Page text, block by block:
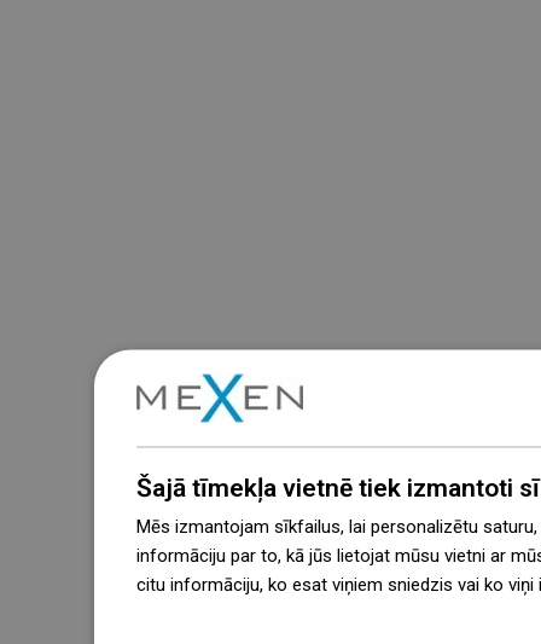
Šajā tīmekļa vietnē tiek izmantoti
Mēs izmantojam sīkfailus, lai personalizētu
informāciju par to, kā jūs lietojat mūsu vietni ar
citu informāciju, ko esat viņiem sniedzis vai ko